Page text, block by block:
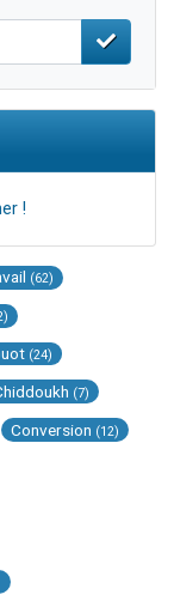
!
(62)
(24)
(7)
Conversion (12)